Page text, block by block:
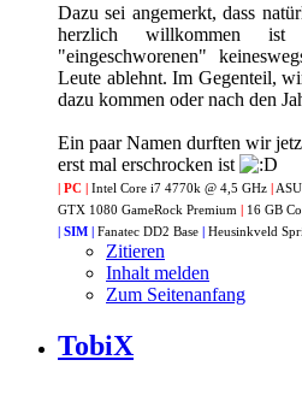
Dazu sei angemerkt, dass
herzlich willkommen
"eingeschworenen"
Leute ablehnt. Im Gegenteil,
dazu kommen oder nach den
Ein paar Namen durften wir
erst mal erschrocken ist
| PC | Intel Core i7 4770k @ 4,5 GHz
GTX 1080 GameRock Premium
16 GB
| SIM |
Fanatec DD2 Base Heusinkveld
Zitieren
Inhalt melden
Zum Seitenanfang
TobiX